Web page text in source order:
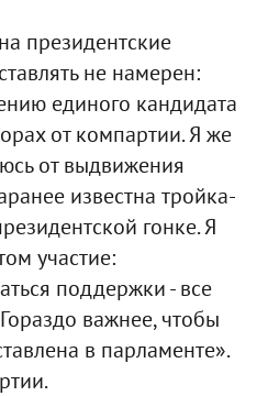
президентские
не намерен:
единого кандидата
от компартии. Я же
от выдвижения
известна тройка-
гонке. Я
участие:
поддержки - все
важнее, чтобы
в парламенте».